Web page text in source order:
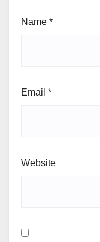
Name *
Email *
Website